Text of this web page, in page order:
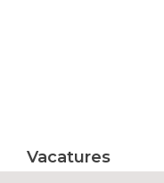
Vacatures